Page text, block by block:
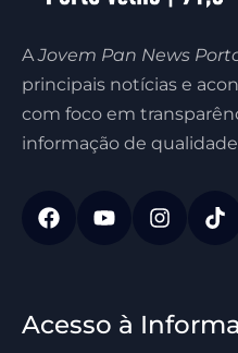
AJovem Pan News
principais notícias e
com foco em
informação de
Acesso à